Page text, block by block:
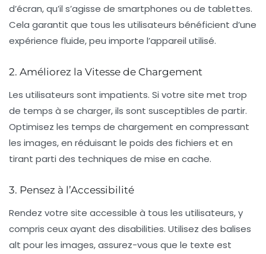
d’écran, qu’il s’agisse de smartphones ou de tablettes.
Cela garantit que tous les utilisateurs bénéficient d’une
expérience fluide, peu importe l’appareil utilisé.
2. Améliorez la Vitesse de Chargement
Les utilisateurs sont impatients. Si votre site met trop
de temps à se charger, ils sont susceptibles de partir.
Optimisez les temps de chargement en compressant
les images, en réduisant le poids des fichiers et en
tirant parti des techniques de mise en cache.
3. Pensez à l’Accessibilité
Rendez votre site accessible à tous les utilisateurs, y
compris ceux ayant des disabilities. Utilisez des balises
alt pour les images, assurez-vous que le texte est